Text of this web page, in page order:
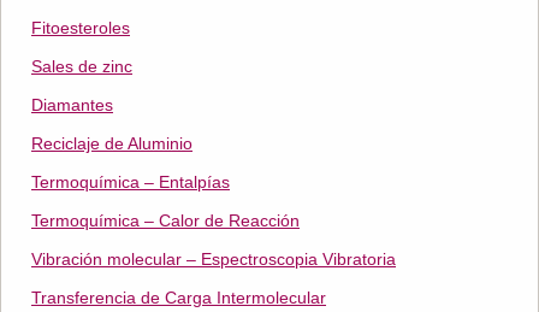
Fitoesteroles
Sales de zinc
Diamantes
Reciclaje de Aluminio
Termoquímica – Entalpías
Termoquímica – Calor de Reacción
Vibración molecular – Espectroscopia Vibratoria
Transferencia de Carga Intermolecular